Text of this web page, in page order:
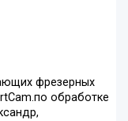
фрезерных
обработке